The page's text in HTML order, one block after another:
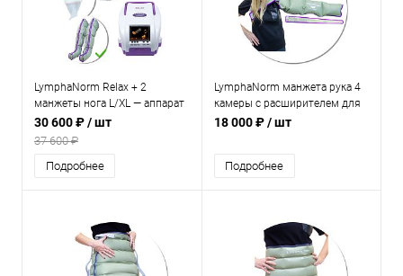
LymphaNorm Relax + 2
манжеты нога L/XL — аппарат
для прессотерапии и
лимфодренажа для дома
30 600 ₽/ шт
37 600 ₽
Подробнее
LymphaNorm манжета рука 4
камеры с расширителем для
аппарата прессотерапии и
18 000 ₽/ шт
Подробнее